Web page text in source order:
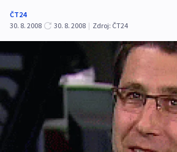
ČT24
30. 8. 2008
30. 8. 2008 | Zdroj: ČT24